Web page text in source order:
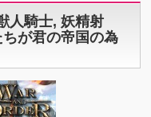
人騎士, 妖精射
が君の帝国の為